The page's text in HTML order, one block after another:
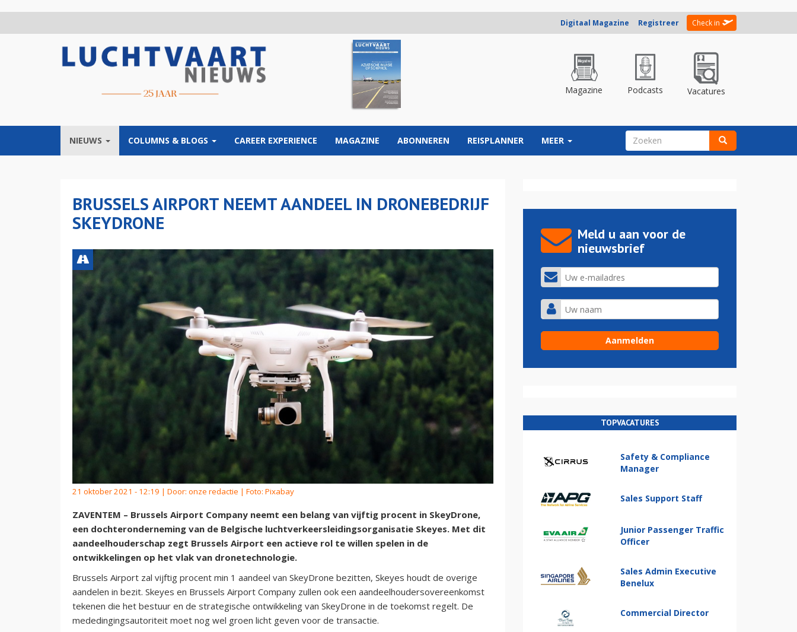
Digitaal Magazine Registreer Check in
Magazine Podcasts Vacatures
NIEUWS COLUMNS & BLOGS CAREER EXPERIENCE MAGAZINE ABONNEREN REISPLANNER MEER ZOEKVELD
BRUSSELS AIRPORT NEEMT AANDEEL IN DRONEBEDRIJF
SKEYDRONE
21 oktober 2021 - 12:19 | Door: onze redactie | Foto: Pixabay
ZAVENTEM – Brussels Airport Company neemt een belang van vijftig procent in SkeyDrone,
een dochteronderneming van de Belgische luchtverkeersleidingsorganisatie Skeyes. Met dit
aandeelhouderschap zegt Brussels Airport een actieve rol te willen spelen in de
ontwikkelingen op het vlak van dronetechnologie.
Brussels Airport zal vijftig procent min 1 aandeel van SkeyDrone bezitten, Skeyes houdt de overige
aandelen in bezit. Skeyes en Brussels Airport Company zullen ook een aandeelhoudersovereenkomst
tekenen die het bestuur en de strategische ontwikkeling van SkeyDrone in de toekomst regelt. De
mededingingsautoriteit moet nog wel groen licht geven voor de transactie.
Meld u aan voor de
nieuwsbrief
TOPVACATURES
Safety & Compliance
Manager
Sales Support Staff
Junior Passenger Traffic
Officer
Sales Admin Executive
Benelux
Commercial Director